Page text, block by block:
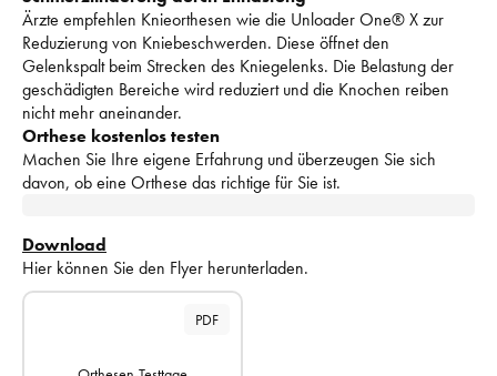
Ärzte empfehlen Knieorthesen wie die Unloader One® X zur
Reduzierung von Kniebeschwerden. Diese öffnet den
Gelenkspalt beim Strecken des Kniegelenks. Die Belastung der
geschädigten Bereiche wird reduziert und die Knochen reiben
nicht mehr aneinander.
Orthese kostenlos testen
Machen Sie Ihre eigene Erfahrung und überzeugen Sie sich
davon, ob eine Orthese das richtige für Sie ist.
Download
Hier können Sie den Flyer herunterladen.
PDF